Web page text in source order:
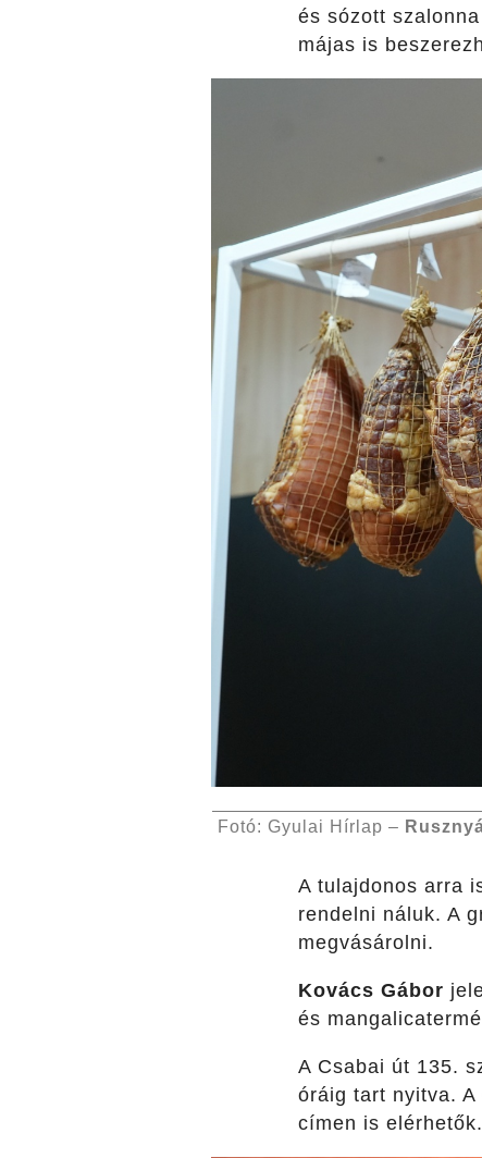
és sózott
májas is
Fotó: Gyulai Hírlap –
A tulajdonos arra
rendelni náluk. A
megvásárolni.
Kovács Gábor
és
A Csabai út 135.
óráig tart nyitva. A
címen is elérhetők.